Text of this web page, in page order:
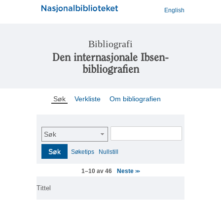
English
Bibliografi
Den internasjonale Ibsen-
bibliografien
Søk Verkliste Om bibliografien
Søk
Søk Søketips Nullstill
1–10 av 46 Neste>>
Tittel